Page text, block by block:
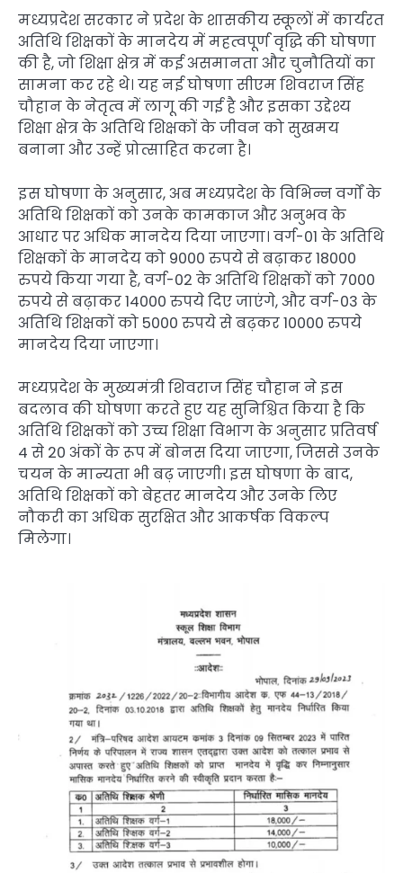
मध्यप्रदेश सरकार ने प्रदेश के शासकीय स्कूलों में कार्यरत
अतिथि शिक्षकों के मानदेय में महत्वपूर्ण वृद्धि की घोषणा
की है, जो शिक्षा क्षेत्र में कई असमानता और चुनौतियों का
सामना कर रहे थे। यह नई घोषणा सीएम शिवराज सिंह
चौहान के नेतृत्व में लागू की गई है और इसका उद्देश्य
शिक्षा क्षेत्र के अतिथि शिक्षकों के जीवन को सुखमय
बनाना और उन्हें प्रोत्साहित करना है।
इस घोषणा के अनुसार, अब मध्यप्रदेश के विभिन्न वर्गों के
अतिथि शिक्षकों को उनके कामकाज और अनुभव के
आधार पर अधिक मानदेय दिया जाएगा। वर्ग-01 के अतिथि
शिक्षकों के मानदेय को 9000 रुपये से बढ़ाकर 18000
रुपये किया गया है, वर्ग-02 के अतिथि शिक्षकों को 7000
रुपये से बढ़ाकर 14000 रुपये दिए जाएंगे, और वर्ग-03 के
अतिथि शिक्षकों को 5000 रुपये से बढ़कर 10000 रुपये
मानदेय दिया जाएगा।
मध्यप्रदेश के मुख्यमंत्री शिवराज सिंह चौहान ने इस
बदलाव की घोषणा करते हुए यह सुनिश्चित किया है कि
अतिथि शिक्षकों को उच्च शिक्षा विभाग के अनुसार प्रतिवर्ष
4 से 20 अंकों के रूप में बोनस दिया जाएगा, जिससे उनके
चयन के मान्यता भी बढ़ जाएगी। इस घोषणा के बाद,
अतिथि शिक्षकों को बेहतर मानदेय और उनके लिए
नौकरी का अधिक सुरक्षित और आकर्षक विकल्प
मिलेगा।